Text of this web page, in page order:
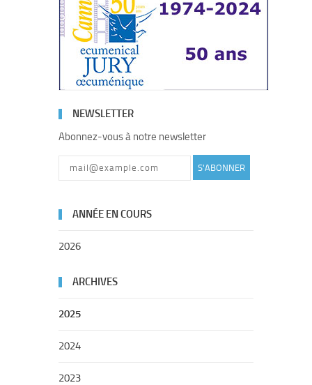
NEWSLETTER
Abonnez-vous à notre newsletter
S'ABONNER
ANNÉE EN COURS
2026
ARCHIVES
2025
2024
2023